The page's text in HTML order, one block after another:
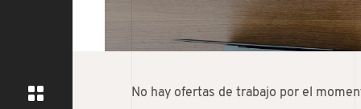
No hay ofertas de trabajo por el